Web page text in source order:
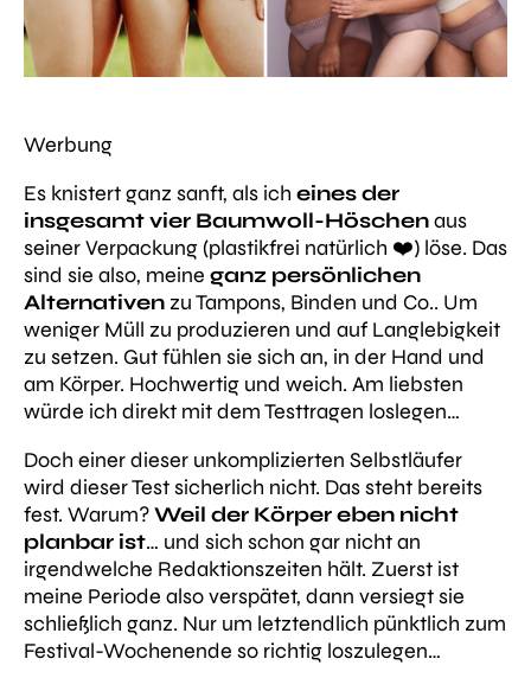
Werbung
Es knistert ganz sanft, als ich eines der
insgesamt vier Baumwoll-Höschenaus
seiner Verpackung (plastikfrei natürlich ❤️) löse. Das
sind sie also, meine ganz persönlichen
Alternativen zu Tampons, Binden und Co.. Um
weniger Müll zu produzieren und auf Langlebigkeit
zu setzen. Gut fühlen sie sich an, in der Hand und
am Körper. Hochwertig und weich. Am liebsten
würde ich direkt mit dem Testtragen loslegen…
Doch einer dieser unkomplizierten Selbstläufer
wird dieserTest sicherlich nicht. Das steht bereits
fest. Warum?Weil der Körper eben nicht
planbar ist… und sich schon gar nicht an
irgendwelche Redaktionszeiten hält. Zuerst ist
meine Periode also verspätet, dann versiegt sie
schließlich ganz. Nur um letztendlich pünktlich zum
Festival-Wochenende so richtig loszulegen…